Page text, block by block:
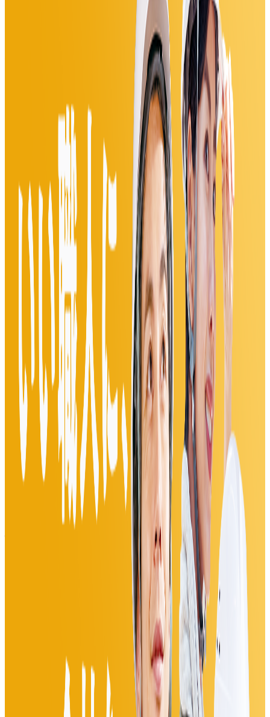
経営データの収集・一元管理・分析を一気通貫で実現する次
世代型経営管理クラウド。社内に散らばる予算、見込み、実
績、KPIのデータを統合し、全ての経営管理プロセスを効率
化。経営判断の精度やスピードを高めます。
1→10（プロダクト成長）
募集中の求人情報
エージェント紹介
PdM・新規事業推進担当
港区
年収 700万円〜2000万円
正社員
ミドル シニア
詳細を見る
プレIPO（上場準備中）
株式会社ログラス
経営データの収集・一元管理・分析を一気通貫で実現する次
世代型経営管理クラウド。社内に散らばる予算、見込み、実
績、KPIのデータを統合し、全ての経営管理プロセスを効率
化。経営判断の精度やスピードを高めます。
1→10（プロダクト成長）